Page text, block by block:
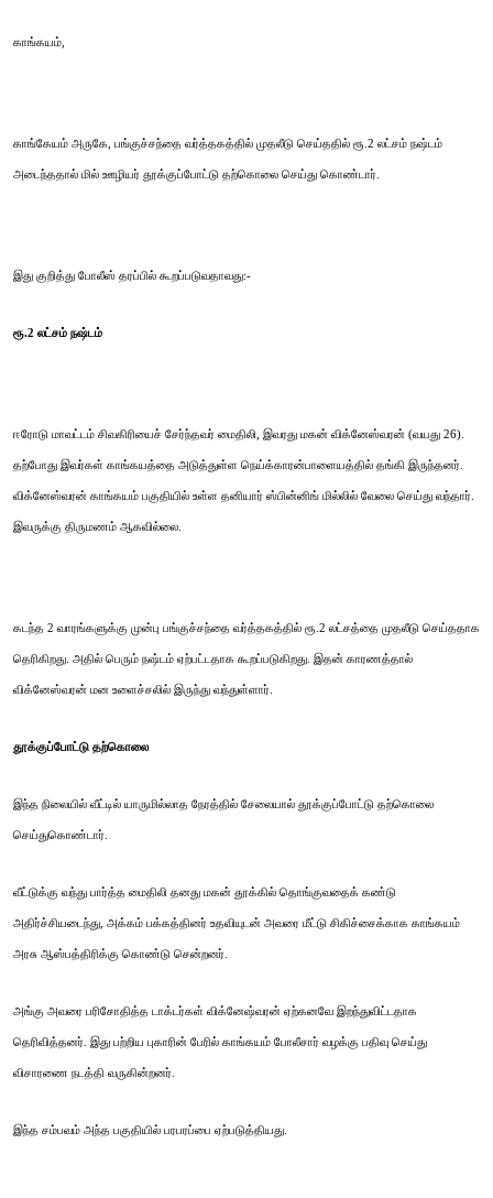
காங்கயம்,
காங்கேயம் அருகே, பங்குச்சந்தை வர்த்தகத்தில் முதலீடு செய்ததில் ரூ.2 லட்சம் நஷ்டம்
அடைந்ததால் மில் ஊழியர் தூக்குப்போட்டு தற்கொலை செய்து கொண்டார்.
இது குறித்து போலீஸ் தரப்பில் கூறப்படுவதாவது:-
ரூ.2 லட்சம் நஷ்டம்
ஈரோடு மாவட்டம் சிவகிரியைச் சேர்ந்தவர் மைதிலி, இவரது மகன் விக்னேஸ்வரன் (வயது 26).
தற்போது இவர்கள் காங்கயத்தை அடுத்துள்ள நெய்க்காரன்பாளையத்தில் தங்கி இருந்தனர்.
விக்னேஸ்வரன் காங்கயம் பகுதியில் உள்ள தனியார் ஸ்பின்னிங் மில்லில் வேலை செய்து வந்தார்.
இவருக்கு திருமணம் ஆகவில்லை.
கடந்த 2 வாரங்களுக்கு முன்பு பங்குச்சந்தை வர்த்தகத்தில் ரூ.2 லட்சத்தை முதலீடு செய்ததாக
தெரிகிறது. அதில் பெரும் நஷ்டம் ஏற்பட்டதாக கூறப்படுகிறது. இதன் காரணத்தால்
விக்னேஸ்வரன் மன உளைச்சலில் இருந்து வந்துள்ளார்.
தூக்குப்போட்டு தற்கொலை
இந்த நிலையில் வீட்டில் யாருமில்லாத நேரத்தில் சேலையால் தூக்குப்போட்டு தற்கொலை
செய்துகொண்டார்.
வீட்டுக்கு வந்து பார்த்த மைதிலி தனது மகன் தூக்கில் தொங்குவதைக் கண்டு
அதிர்ச்சியடைந்து, அக்கம் பக்கத்தினர் உதவியுடன் அவரை மீட்டு சிகிச்சைக்காக காங்கயம்
அரசு ஆஸ்பத்திரிக்கு கொண்டு சென்றனர்.
அங்கு அவரை பரிசோதித்த டாக்டர்கள் விக்னேஷ்வரன் ஏற்கனவே இறந்துவிட்டதாக
தெரிவித்தனர். இது பற்றிய புகாரின் பேரில் காங்கயம் போலீசார் வழக்கு பதிவு செய்து
விசாரணை நடத்தி வருகின்றனர்.
இந்த சம்பவம் அந்த பகுதியில் பரபரப்பை ஏற்படுத்தியது.